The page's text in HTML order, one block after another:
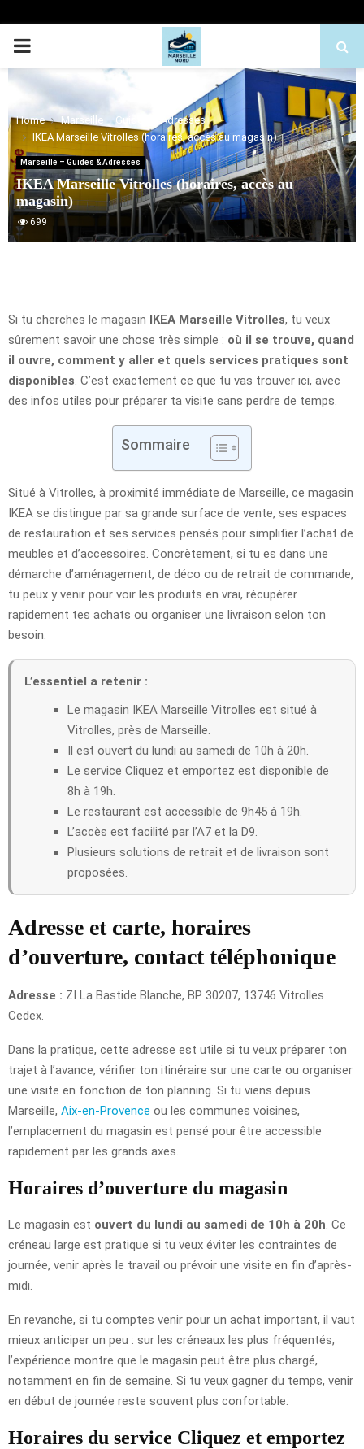
PRIMARY
MENU
Home
Marseille – Guides & Adresses
IKEA Marseille Vitrolles (horaires, accès au magasin)
Marseille – Guides & Adresses
IKEA Marseille Vitrolles (horaires, accès au
magasin)
699
Si tu cherches le magasin IKEA Marseille Vitrolles, tu veux
sûrement savoir une chose très simple : où il se trouve, quand
il ouvre, comment y aller et quels services pratiques sont
disponibles . C’est exactement ce que tu vas trouver ici, avec
des infos utiles pour préparer ta visite sans perdre de temps.
Sommaire
Situé à Vitrolles, à proximité immédiate de Marseille, ce magasin
IKEA se distingue par sa grande surface de vente, ses espaces
de restauration et ses services pensés pour simplifier l’achat de
meubles et d’accessoires. Concrètement, si tu es dans une
démarche d’aménagement, de déco ou de retrait de commande,
tu peux y venir pour voir les produits en vrai, récupérer
rapidement tes achats ou organiser une livraison selon ton
besoin.
L’essentiel a retenir :
Le magasin IKEA Marseille Vitrolles est situé à
Vitrolles, près de Marseille.
Il est ouvert du lundi au samedi de 10h à 20h.
Le service Cliquez et emportez est disponible de
8h à 19h.
Le restaurant est accessible de 9h45 à 19h.
L’accès est facilité par l’A7 et la D9.
Plusieurs solutions de retrait et de livraison sont
proposées.
Adresse et carte, horaires
d’ouverture, contact téléphonique
Adresse : ZI La Bastide Blanche, BP 30207, 13746 Vitrolles
Cedex.
Dans la pratique, cette adresse est utile si tu veux préparer ton
trajet à l’avance, vérifier ton itinéraire sur une carte ou organiser
une visite en fonction de ton planning. Si tu viens depuis
Marseille, Aix-en-Provence ou les communes voisines,
l’emplacement du magasin est pensé pour être accessible
rapidement par les grands axes.
Horaires d’ouverture du magasin
Le magasin est ouvert du lundi au samedi de 10h à 20h . Ce
créneau large est pratique si tu veux éviter les contraintes de
journée, venir après le travail ou prévoir une visite en fin d’après-
midi.
En revanche, si tu comptes venir pour un achat important, il vaut
mieux anticiper un peu : sur les créneaux les plus fréquentés,
l’expérience montre que le magasin peut être plus chargé,
notamment en fin de semaine. Si tu veux gagner du temps, venir
en début de journée reste souvent plus confortable.
Horaires du service Cliquez et emportez